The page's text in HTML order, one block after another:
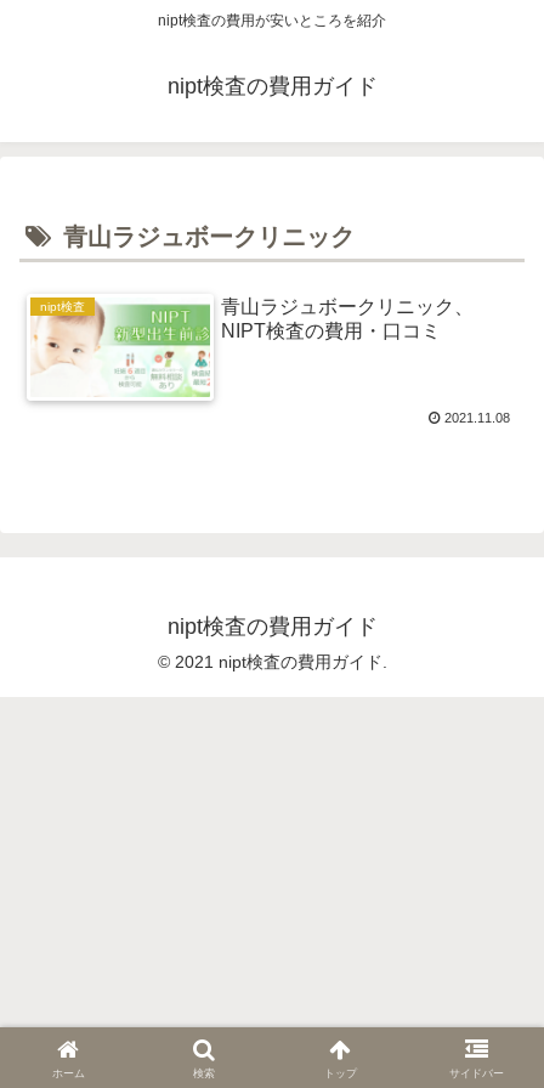
nipt検査の費用が安いところを紹介
nipt検査の費用ガイド
青山ラジュボークリニック
nipt検査
青山ラジュボークリニック、
NIPT検査の費用・口コミ
2021.11.08
nipt検査の費用ガイド
© 2021 nipt検査の費用ガイド.
ホーム 検索 トップ サイドバー